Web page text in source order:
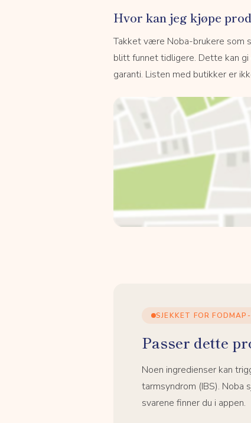
Hvor kan jeg kjøpe
Takket være Noba-brukere som
blitt funnet tidligere. Dette kan gi
garanti. Listen med butikker er
SJEKKET FOR
Passer dette
Noen ingredienser kan
tarmsyndrom (IBS). Noba
svarene finner du i appen.